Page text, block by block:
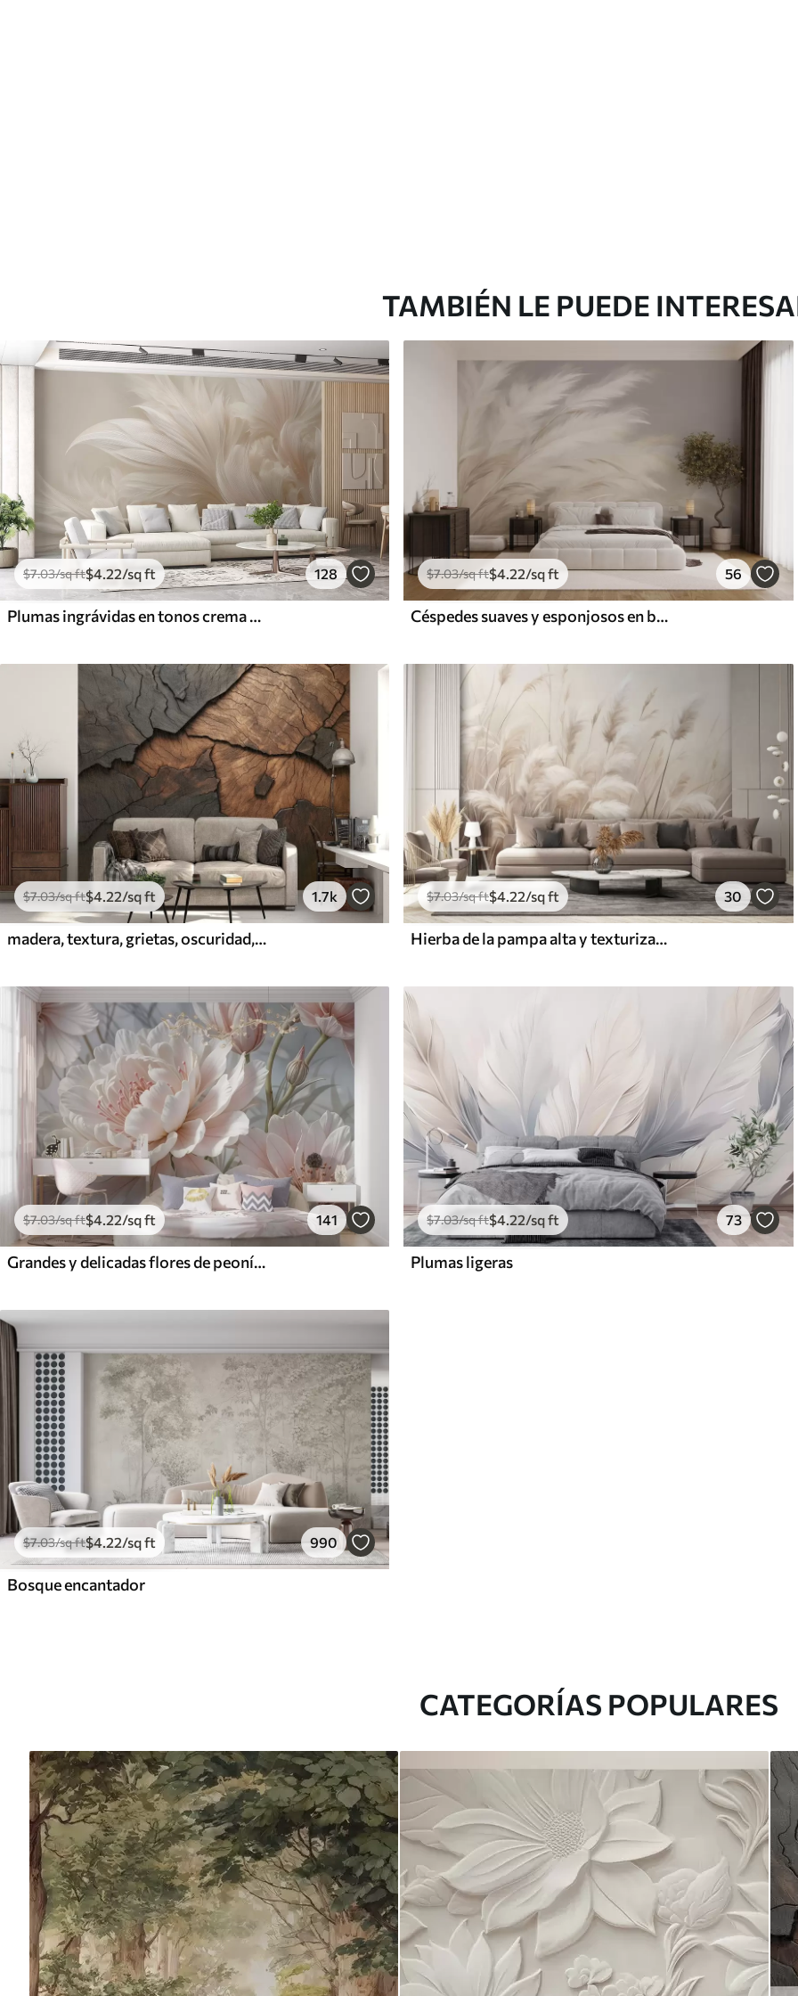
TAMBIÉN LE PUEDE
$7.03/sq ft$4 .22/sq ft 128
Plumas ingrávidas en tonos crema vainilla
$7.03/sq ft$4 .22/sq ft 56
Céspedes suaves y esponjosos en beige y gris
$7.03/sq ft$4.22/sq ft 1.7k
madera, textura, grietas, oscuridad, corteza, superficie
$7.03/sq ft$4.22/sq ft 30
Hierba de la pampa alta y texturizada en tonos suaves, cálidos y neutros, con un fondo difuminado y claro.
$7.03/sq ft$4 .22/sq ft 141
Grandes y delicadas flores de peonía blancas y rosas con pétalos suaves y esponjosos sobre un fondo gris difuminado
$7.03/sq ft$4 .22/sq ft 73
Plumas ligeras
$7.03/sq ft$4.22/sq ft 990
Bosque encantador
CATEGORÍAS POPULARES